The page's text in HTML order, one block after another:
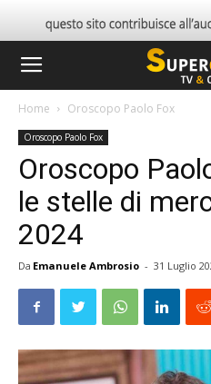
Home Oroscopo Paolo Fox
Oroscopo Paolo Fox
Oroscopo
le stelle di
2024
Da Emanuele Ambrosio - 31 Luglio